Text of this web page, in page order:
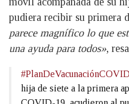
pudiera recibir su primera
parece magnífico lo que
una ayuda para todos»,
hija de siete a la primera